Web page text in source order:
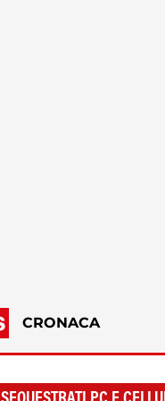
CRONACA